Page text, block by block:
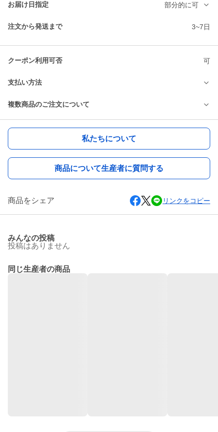
お届け日指定 部分的に可
注文から発送まで 3~7日
クーポン利用可否 可
支払い方法
複数商品のご注文について
私たちについて
商品について生産者に質問する
商品をシェア リンクをコピー
みんなの投稿
投稿はありません
同じ生産者の商品